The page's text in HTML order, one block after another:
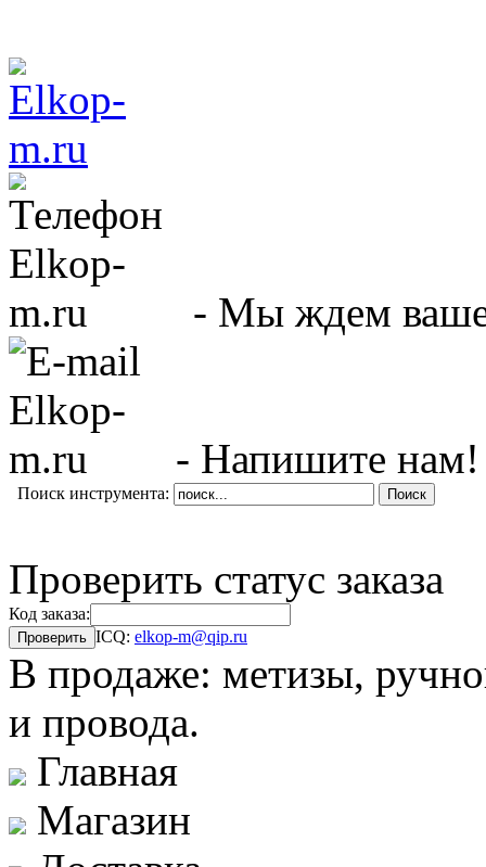
- Мы ждем
- Напишите нам!
Поиск инструмента:
Проверить статус заказа
Код заказа:
ICQ: elkop-m@qip.ru
В продаже: метизы,
и провода.
Главная
Магазин